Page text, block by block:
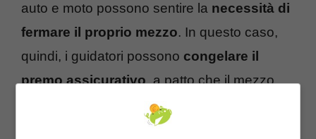
auto e moto possono sentire la necessità di
fermare il proprio mezzo. In questo caso,
quindi, i guidatori possono congelare il
premo assicurativo, a patto che il mezzo